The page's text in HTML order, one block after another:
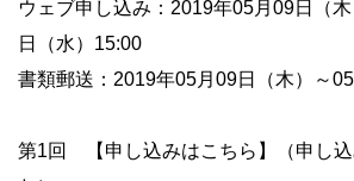
ウェブ申し込み：2019年05月09日（
日（水）15:00
書類郵送：2019年05月09日（木）～
第1回 【申し込みはこちら】（申し込